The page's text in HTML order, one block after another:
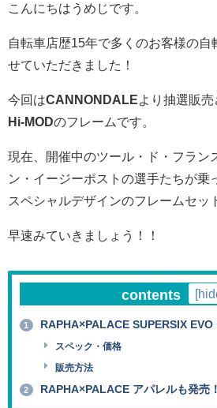
こんにちはうめじです。
自転車店歴15年で多くのお客様の自
せていただきました！
今回はCANNONDALEより抽選販売
Hi-MODのフレームです。
現在、開催中のツール・ド・フラン
ン・イージーポストの選手たちが乗
スペシャルデザインのフレームセッ
早速みていきましょう！！
contents [
1 RAPHA×PALACE SUPERSIX EVO
スペック・価格
販売方法
2 RAPHA×PALACE アパレルも発売！